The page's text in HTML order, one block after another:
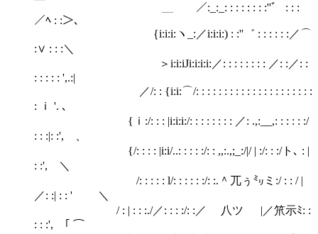
＿ ／:_:_: : : : : : : :''゛ : : :
／ﾍ : :＞､
｛i:i:i:ヽ_:／i:i:i:) : :''゛ : : : : : :／⌒
:∨ : : :＼
＞i:i:iJi:i:i:i:／: : : : : : : : ／: :／: :
: : : : : ',.:|
／/: : {i:i:⌒/: : : : : : : : : : : : : : : : : : : : :
: ｉ '. ､
{ｉ:/: : : |i:i:i:/: : : : : : : : ／: .,:__,: : : : : :/
: : :|: :', 、
{/: : : : |i:i/..: : : : :/: : ,,:.,;_:/|/ | :/: : :/ト､ : |
: :', ＼
/: : : : : l/: : : : : :/: :.＾兀ぅ㍉ミ:/ : : / |
／: :| : : ' ＼
/ : | : : :./／: : : :/: :／ ゝ八ツ |／笊示ﾐ: :
: : :', ｢ ⌒